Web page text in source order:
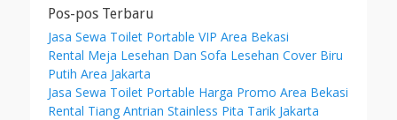
o
r
:
Pos-pos Terbaru
Jasa Sewa Toilet Portable VIP Area Bekasi
Rental Meja Lesehan Dan Sofa Lesehan Cover Biru
Putih Area Jakarta
Jasa Sewa Toilet Portable Harga Promo Area Bekasi
Rental Tiang Antrian Stainless Pita Tarik Jakarta